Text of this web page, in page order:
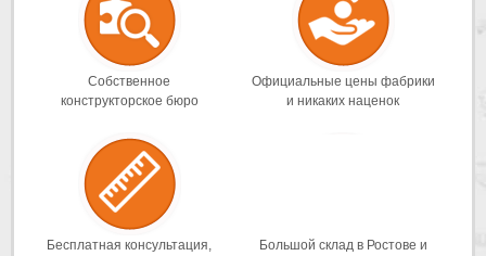
Собственное
конструкторское бюро
Официальные цены фабрики
и никаких наценок
Бесплатная консультация,
Большой склад в Ростове и